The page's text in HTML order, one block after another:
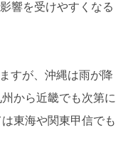
響を受けやすくなる
すが、沖縄は雨が降
から近畿でも次第に
東海や関東甲信でも